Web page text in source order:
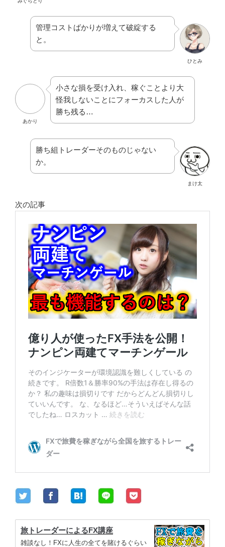
ひとみ
管理コストばかりが増えて破綻する
と。
あかり
小さな損を受け入れ、稼ぐことより大
怪我しないことにフォーカスした人が
勝ち残る…
まけ太
勝ち組トレーダーそのものじゃない
か。
次の記事
旅トレーダーによるFX講座
雑談なし！FXに人生の全てを賭けるぐらい